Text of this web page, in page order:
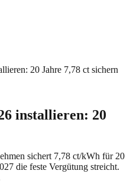
20 Jahre 7,78 ct sichern
installieren: 20
sichert 7,78 ct/kWh für 20
die feste Vergütung streicht.